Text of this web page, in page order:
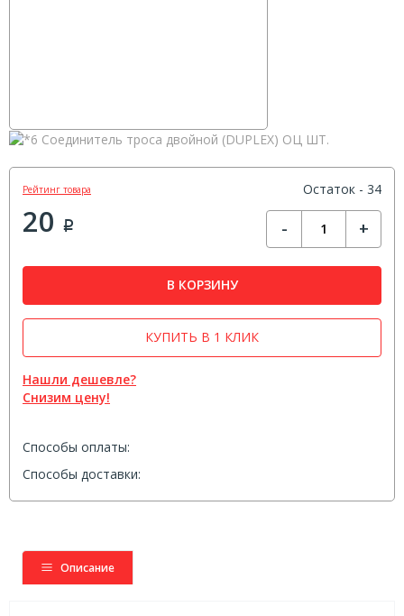
Рейтинг товара Остаток - 34
20 Р - +
В КОРЗИНУ
Нашли дешевле?
Снизим цену!
КУПИТЬ В 1 КЛИК
Способы оплаты:
Способы доставки:
Описание